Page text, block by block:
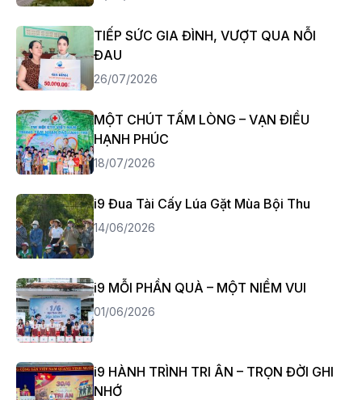
TIẾP SỨC GIA ĐÌNH, VƯỢT QUA NỖI
ĐAU
26/07/2026
MỘT CHÚT TẤM LÒNG – VẠN ĐIỀU
HẠNH PHÚC
18/07/2026
i9 Đua Tài Cấy Lúa Gặt Mùa Bội Thu
14/06/2026
i9 MỖI PHẦN QUÀ – MỘT NIỀM VUI
01/06/2026
i9 HÀNH TRÌNH TRI ÂN – TRỌN ĐỜI GHI
NHỚ